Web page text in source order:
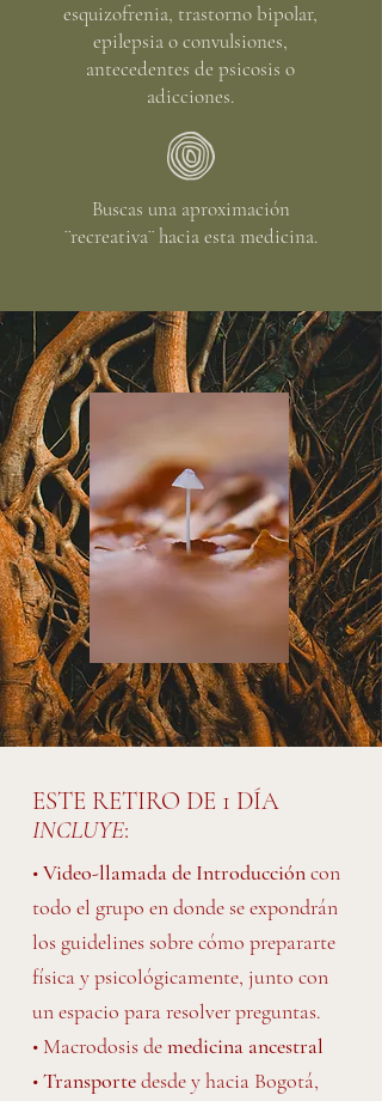
esquizofrenia, trastorno bipolar,
epilepsia o convulsiones,
antecedentes de psicosis o
adicciones.
Buscas una aproximación
¨recreativa¨ hacia esta medicina.
ESTE RETIRO DE 1 DÍA
INCLUYE:
•Video-llamada de Introduccióncon
todo el grupo en donde se expondrán
los guidelines sobre cómo prepararte
física y psicológicamente, junto con
un espacio para resolver preguntas.
• Macrodosis demedicina ancestral
•Transportedesde y hacia Bogotá,